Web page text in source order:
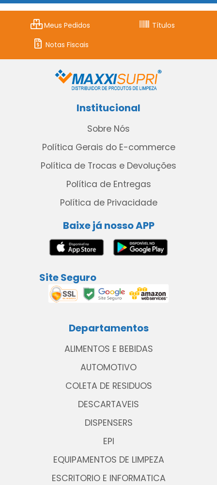
Meus Pedidos
Títulos
Notas Fiscais
Institucional
Sobre Nós
Política Gerais do E-commerce
Política de Trocas e Devoluções
Política de Entregas
Política de Privacidade
Baixe já nosso APP
Site Seguro
Departamentos
ALIMENTOS E BEBIDAS
AUTOMOTIVO
COLETA DE RESIDUOS
DESCARTAVEIS
DISPENSERS
EPI
EQUIPAMENTOS DE LIMPEZA
ESCRITORIO E INFORMATICA